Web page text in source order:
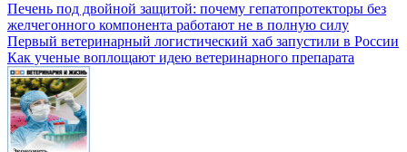
Печень под двойной защитой: почему гепатопротекторы без
желчегонного компонента работают не в полную силу
Первый ветеринарный логистический хаб запустили в России
Как ученые воплощают идею ветеринарного препарата